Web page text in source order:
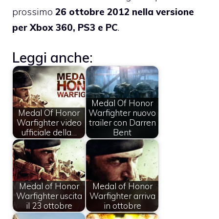
prossimo 26 ottobre 2012 nella versione
per Xbox 360, PS3 e PC.
Leggi anche:
Medal Of Honor
Warfighter video
ufficiale della…
Medal Of Honor
Warfighter nuovo
trailer con Darren
Bent
Medal of Honor
Warfighter uscita
il 23 ottobre
Medal of Honor
Warfighter arriva
in ottobre